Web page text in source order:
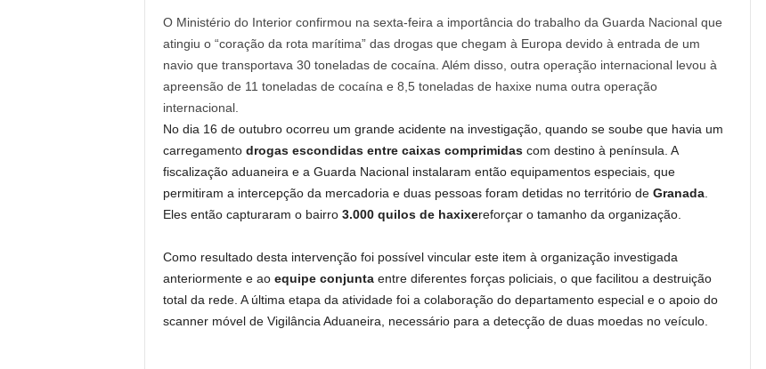
O Ministério do Interior confirmou na sexta-feira a importância do trabalho da Guarda Nacional que
atingiu o “coração da rota marítima” das drogas que chegam à Europa devido à entrada de um
navio que transportava 30 toneladas de cocaína. Além disso, outra operação internacional levou à
apreensão de 11 toneladas de cocaína e 8,5 toneladas de haxixe numa outra operação
internacional.
No dia 16 de outubro ocorreu um grande acidente na investigação, quando se soube que havia um
carregamento drogas escondidas entre caixas comprimidascom destino à península. A
fiscalização aduaneira e a Guarda Nacional instalaram então equipamentos especiais, que
permitiram a intercepção da mercadoria e duas pessoas foram detidas no território de Granada.
Eles então capturaram o bairro 3.000 quilos de haxixereforçar o tamanho da organização.
Como resultado desta intervenção foi possível vincular este item à organização investigada
anteriormente e ao equipe conjunta entre diferentes forças policiais, o que facilitou a destruição
total da rede. A última etapa da atividade foi a colaboração do departamento especial e o apoio do
scanner móvel de Vigilância Aduaneira, necessário para a detecção de duas moedas no veículo.